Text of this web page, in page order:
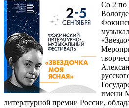
Со 2 по
имени
литературной премии России,